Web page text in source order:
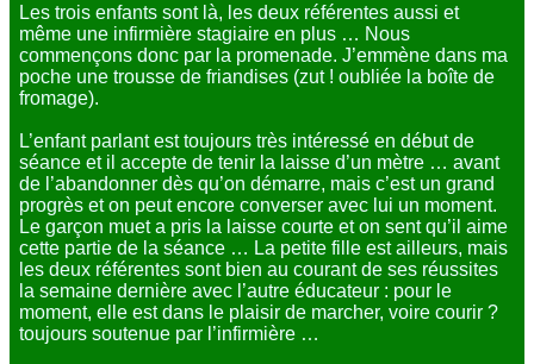
Les trois enfants sont là, les deux référentes aussi et
même une infirmière stagiaire en plus … Nous
commençons donc par la promenade. J’emmène dans ma
poche une trousse de friandises (zut ! oubliée la boîte de
fromage).
L’enfant parlant est toujours très intéressé en début de
séance et il accepte de tenir la laisse d’un mètre … avant
de l’abandonner dès qu’on démarre, mais c’est un grand
progrès et on peut encore converser avec lui un moment.
Le garçon muet a pris la laisse courte et on sent qu’il aime
cette partie de la séance … La petite fille est ailleurs, mais
les deux référentes sont bien au courant de ses réussites
la semaine dernière avec l’autre éducateur : pour le
moment, elle est dans le plaisir de marcher, voire courir ?
toujours soutenue par l’infirmière …